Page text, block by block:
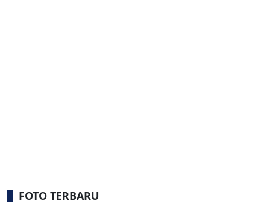
FOTO TERBARU